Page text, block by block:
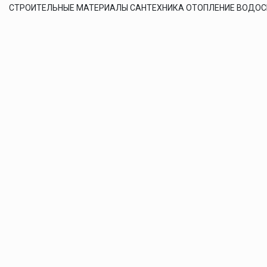
СТРОИТЕЛЬНЫЕ МАТЕРИАЛЫ САНТЕХНИКА ОТОПЛЕНИЕ